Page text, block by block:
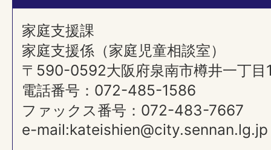
家庭支援課
家庭支援係（家庭児童相談室）
〒590-0592大阪府泉南市樽井一丁目
電話番号：072-485-1586
ファックス番号：072-483-7667
e-mail:kateishien@city.sennan.lg.jp